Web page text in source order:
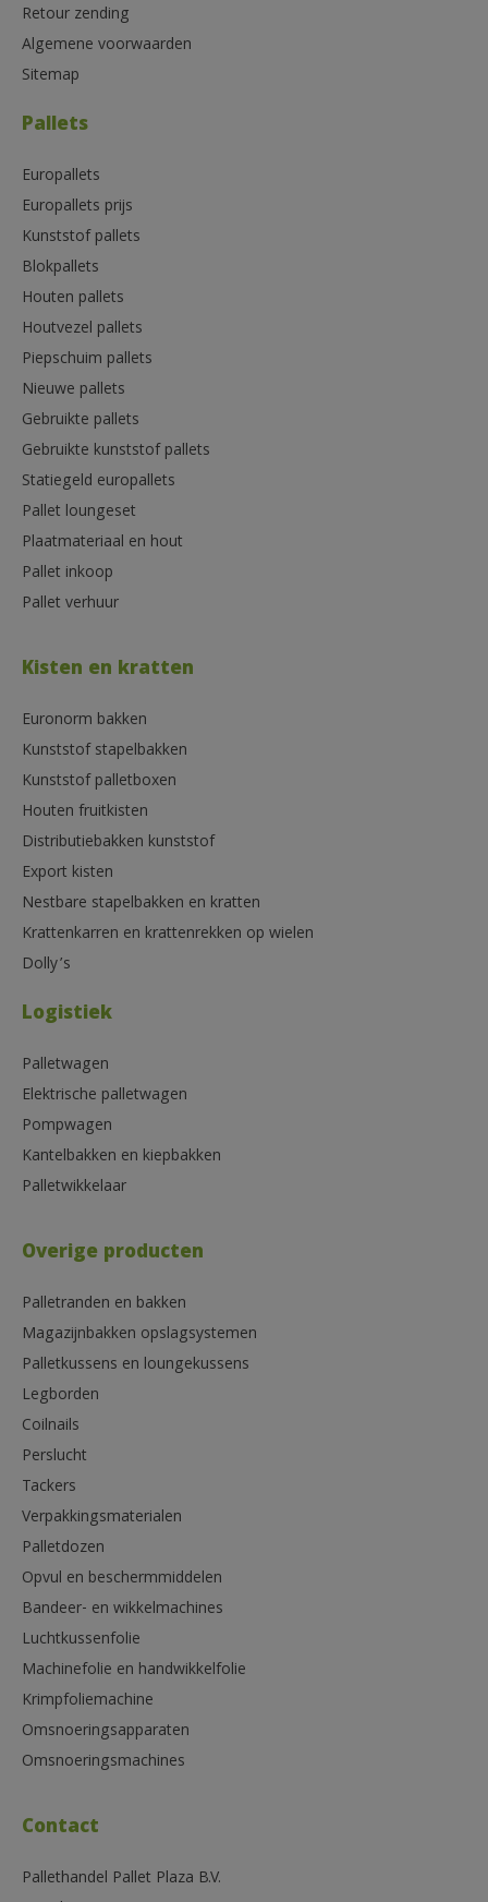
Retour zending
Algemene voorwaarden
Sitemap
Pallets
Europallets
Europallets prijs
Kunststof pallets
Blokpallets
Houten pallets
Houtvezel pallets
Piepschuim pallets
Nieuwe pallets
Gebruikte pallets
Gebruikte kunststof pallets
Statiegeld europallets
Pallet loungeset
Plaatmateriaal en hout
Pallet inkoop
Pallet verhuur
Kisten en kratten
Euronorm bakken
Kunststof stapelbakken
Kunststof palletboxen
Houten fruitkisten
Distributiebakken kunststof
Export kisten
Nestbare stapelbakken en kratten
Krattenkarren en krattenrekken op wielen
Dolly’s
Logistiek
Palletwagen
Elektrische palletwagen
Pompwagen
Kantelbakken en kiepbakken
Palletwikkelaar
Overige producten
Palletranden en bakken
Magazijnbakken opslagsystemen
Palletkussens en loungekussens
Legborden
Coilnails
Perslucht
Tackers
Verpakkingsmaterialen
Palletdozen
Opvul en beschermmiddelen
Bandeer- en wikkelmachines
Luchtkussenfolie
Machinefolie en handwikkelfolie
Krimpfoliemachine
Omsnoeringsapparaten
Omsnoeringsmachines
Contact
Pallethandel Pallet Plaza B.V.